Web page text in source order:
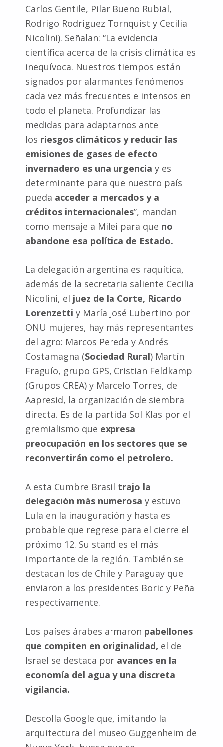
Carlos Gentile, Pilar Bueno Rubial,
Rodrigo Rodriguez Tornquist y Cecilia
Nicolini). Señalan: “La evidencia
científica acerca de la crisis climática es
inequívoca. Nuestros tiempos están
signados por alarmantes fenómenos
cada vez más frecuentes e intensos en
todo el planeta. Profundizar las
medidas para adaptarnos ante
los riesgos climáticos y reducir las
emisiones de gases de efecto
invernadero es una urgencia y es
determinante para que nuestro país
pueda acceder a mercados y a
créditos internacionales”, mandan
como mensaje a Milei para que no
abandone esa política de Estado.
La delegación argentina es raquítica,
además de la secretaria saliente Cecilia
Nicolini, el juez de la Corte, Ricardo
Lorenzetti y María José Lubertino por
ONU mujeres, hay más representantes
del agro: Marcos Pereda y Andrés
Costamagna (Sociedad Rural) Martín
Fraguío, grupo GPS, Cristian Feldkamp
(Grupos CREA) y Marcelo Torres, de
Aapresid, la organización de siembra
directa. Es de la partida Sol Klas por el
gremialismo que expresa
preocupación en los sectores que se
reconvertirán como el petrolero.
A esta Cumbre Brasil trajo la
delegación más numerosa y estuvo
Lula en la inauguración y hasta es
probable que regrese para el cierre el
próximo 12. Su stand es el más
importante de la región. También se
destacan los de Chile y Paraguay que
enviaron a los presidentes Boric y Peña
respectivamente.
Los países árabes armaron pabellones
que compiten en originalidad, el de
Israel se destaca por avances en la
economía del agua y una discreta
vigilancia.
Descolla Google que, imitando la
arquitectura del museo Guggenheim de